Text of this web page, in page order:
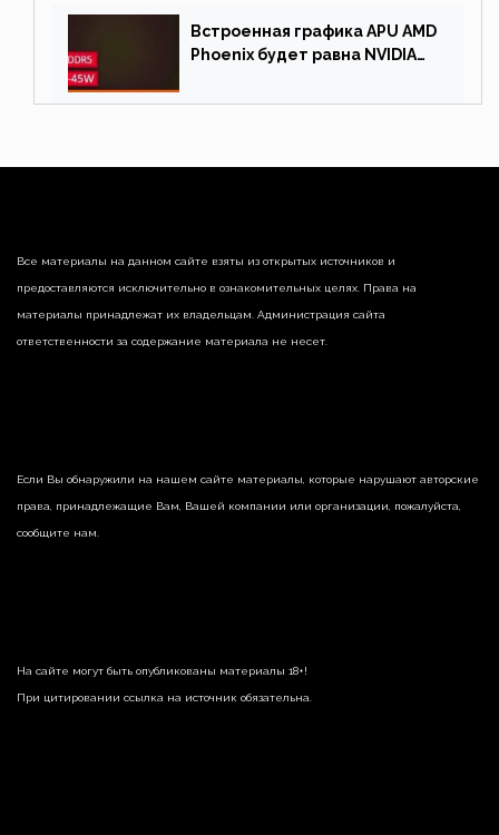
Встроенная графика APU AMD
Phoenix будет равна NVIDIA
Все материалы на данном сайте взяты из открытых источников и
предоставляются исключительно в ознакомительных целях. Права на
материалы принадлежат их владельцам. Администрация сайта
ответственности за содержание материала не несет.
Если Вы обнаружили на нашем сайте материалы, которые нарушают авторские
права, принадлежащие Вам, Вашей компании или организации, пожалуйста,
сообщите нам.
На сайте могут быть опубликованы материалы 18+!
При цитировании ссылка на источник обязательна.